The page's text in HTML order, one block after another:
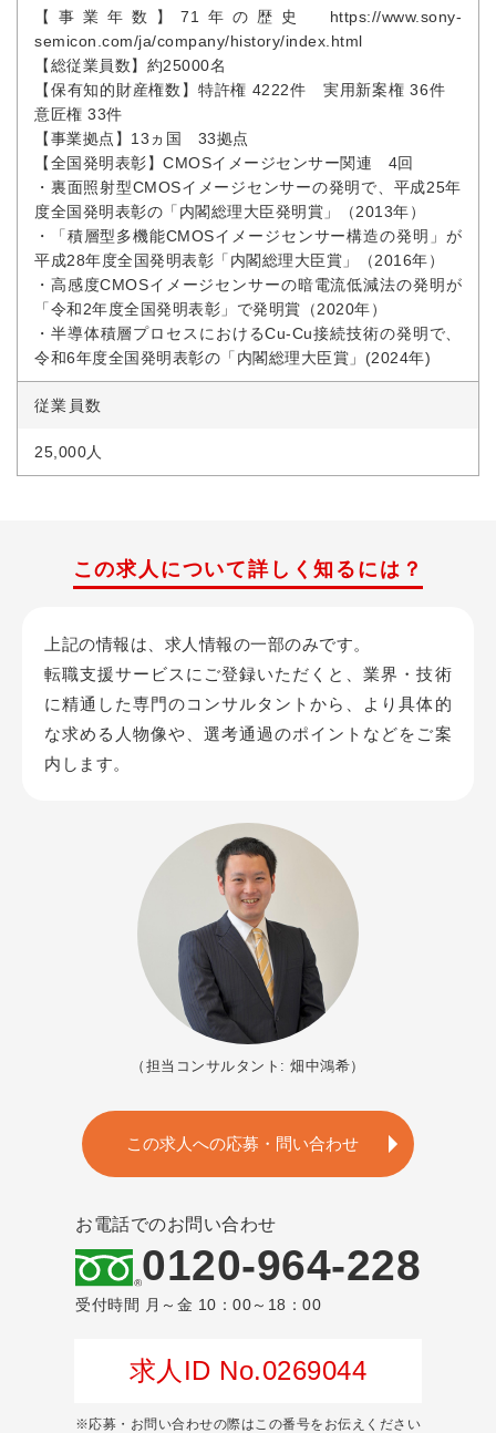
【事業年数】71年の歴史 https://www.sony-
semicon.com/ja/company/history/index.html
【総従業員数】約25000名
【保有知的財産権数】特許権 4222件 実用新案権 36件
意匠権 33件
【事業拠点】13ヵ国 33拠点
【全国発明表彰】CMOSイメージセンサー関連 4回
・裏面照射型CMOSイメージセンサーの発明で、平成25年
度全国発明表彰の「内閣総理大臣発明賞」（2013年）
・「積層型多機能CMOSイメージセンサー構造の発明」が
平成28年度全国発明表彰「内閣総理大臣賞」（2016年）
・高感度CMOSイメージセンサーの暗電流低減法の発明が
「令和2年度全国発明表彰」で発明賞（2020年）
・半導体積層プロセスにおけるCu-Cu接続技術の発明で、
令和6年度全国発明表彰の「内閣総理大臣賞」(2024年)
従業員数
25,000人
この求人について詳しく知るには？
上記の情報は、求人情報の一部のみです。
転職支援サービスにご登録いただくと、業界・技術
に精通した専門のコンサルタントから、 より具体的
な求める人物像や、選考通過のポイントなどをご案
内します。
（担当コンサルタント: 畑中鴻希）
この求人への応募・問い合わせ
お電話でのお問い合わせ
0120-964-228
受付時間 月～金 10：00～18：00
求人ID No.0269044
※応募・お問い合わせの際はこの番号をお伝えください